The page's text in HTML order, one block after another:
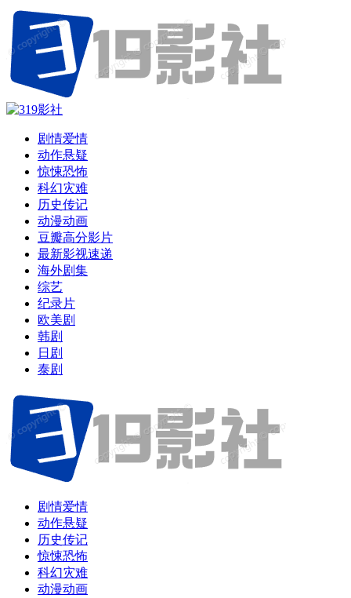
剧情爱情
动作悬疑
惊悚恐怖
科幻灾难
历史传记
动漫动画
豆瓣高分影片
最新影视速递
海外剧集
综艺
纪录片
欧美剧
韩剧
日剧
泰剧
剧情爱情
动作悬疑
历史传记
惊悚恐怖
科幻灾难
动漫动画